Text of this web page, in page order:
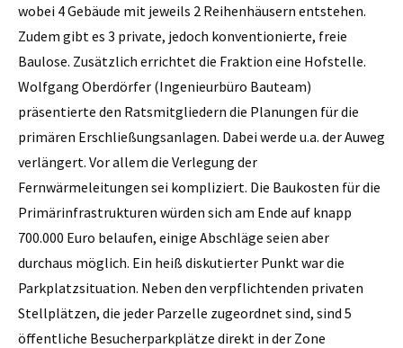
wobei 4 Gebäude mit jeweils 2 Reihenhäusern entstehen.
Zudem gibt es 3 private, jedoch konventionierte, freie
Baulose. Zusätzlich errichtet die Fraktion eine Hofstelle.
Wolfgang Oberdörfer (Ingenieurbüro Bauteam)
präsentierte den Ratsmitgliedern die Planungen für die
primären Erschließungsanlagen. Dabei werde u.a. der Auweg
verlängert. Vor allem die Verlegung der
Fernwärmeleitungen sei kompliziert. Die Baukosten für die
Primärinfrastrukturen würden sich am Ende auf knapp
700.000 Euro belaufen, einige Abschläge seien aber
durchaus möglich. Ein heiß diskutierter Punkt war die
Parkplatzsituation. Neben den verpflichtenden privaten
Stellplätzen, die jeder Parzelle zugeordnet sind, sind 5
öffentliche Besucherparkplätze direkt in der Zone